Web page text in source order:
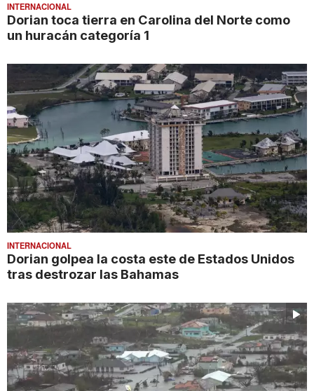
INTERNACIONAL
Dorian toca tierra en Carolina del Norte como
un huracán categoría 1
INTERNACIONAL
Dorian golpea la costa este de Estados Unidos
tras destrozar las Bahamas